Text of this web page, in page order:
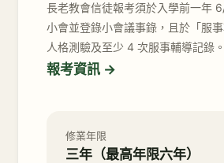
長老教會信徒報考須於入學前一年
小會並登錄小會議事錄，且於「服
人格測驗及至少 4 次服事輔導記錄。
報考資訊 →
修業年限
三年（最高年限六年）